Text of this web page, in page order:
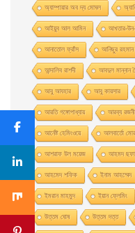
অ্যাম্পায়ার অব দ্য মােঘল
আইয়ুব আল আমিন আখতার-উন-
আনাতােল ফ্রাঁস আনিছুর রহমান
আন্দালিব রাশদী আবদুল মান্নান
আবু আযহার আবু কায়সার
আরতি গঙ্গোপাধ্যায় আরব্য রজনী
আর্নেষ্ট হেমিংওয়ে আলবার্তো
আশরাফ উল ময়েজ আহমদ ছফা
আহমেদ শফিক ইনাম আহম্মেদ
ইমরান মাহমুদ ইয়ান ফ্লেমিং
উত্তম ঘােষ উত্তম দত্ত